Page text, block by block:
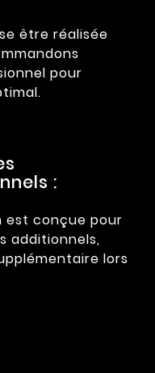
être réalisée
pour
:
conçue pour
additionnels,
lors